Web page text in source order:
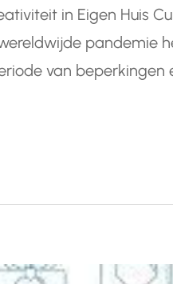
in Eigen Huis
pandemie
van beperkingen